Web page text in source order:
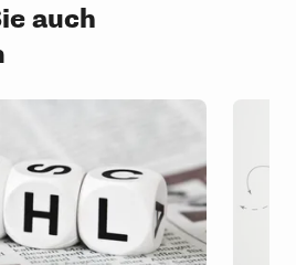
auch